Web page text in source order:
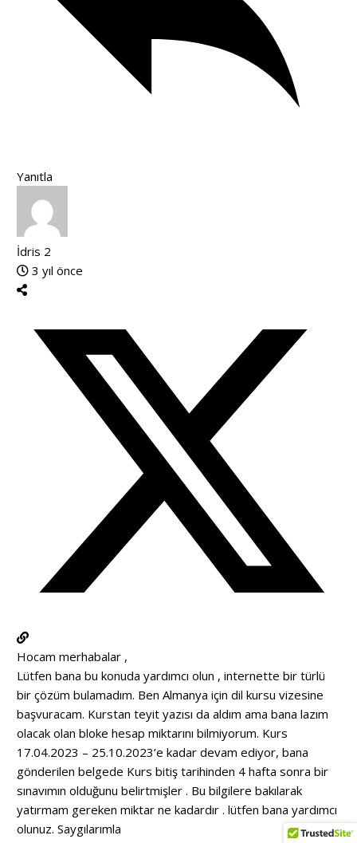
Yanıtla
İdris 2
3 yıl önce
Hocam merhabalar ,
Lütfen bana bu konuda yardımcı olun , internette bir türlü
bir çözüm bulamadım. Ben Almanya için dil kursu vizesine
başvuracam. Kurstan teyit yazısı da aldım ama bana lazım
olacak olan bloke hesap miktarını bilmiyorum. Kurs
17.04.2023 – 25.10.2023’e kadar devam ediyor, bana
gönderilen belgede Kurs bitiş tarihinden 4 hafta sonra bir
sınavımın olduğunu belirtmişler . Bu bilgilere bakılarak
yatırmam gereken miktar ne kadardır . lütfen bana yardımcı
olunuz. Saygılarımla